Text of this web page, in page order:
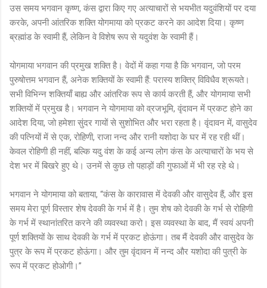
उस समय भगवान कृष्ण, कंस द्वारा किए गए अत्याचारों से भयभीत यदुवंशियों पर दया
करके, अपनी आंतरिक शक्ति योगमाया को प्रकट करने का आदेश दिया। कृष्ण
ब्रह्मांड के स्वामी हैं, लेकिन वे विशेष रूप से यदुवंश के स्वामी हैं।
योगमाया भगवान की प्रमुख शक्ति है। वेदों में कहा गया है कि भगवान, जो परम
पुरुषोत्तम भगवान हैं, अनेक शक्तियों के स्वामी हैं: परास्य शक्तिर् विविधैव श्रूयते।
सभी विभिन्न शक्तियाँ बाह्य और आंतरिक रूप से कार्य करती हैं, और योगमाया सभी
शक्तियों में प्रमुख है। भगवान ने योगमाया को व्रजभूमि, वृंदावन में प्रकट होने का
आदेश दिया, जो हमेशा सुंदर गायों से सुशोभित और भरा रहता है। वृंदावन में, वासुदेव
की पत्नियों में से एक, रोहिणी, राजा नन्द और रानी यशोदा के घर में रह रही थीं।
केवल रोहिणी ही नहीं, बल्कि यदु वंश के कई अन्य लोग कंस के अत्याचारों के भय से
देश भर में बिखरे हुए थे। उनमें से कुछ तो पहाड़ों की गुफाओं में भी रह रहे थे।
भगवान ने योगमाया को बताया, “कंस के कारावास में देवकी और वासुदेव हैं, और इस
समय मेरा पूर्ण विस्तार शेष देवकी के गर्भ में है। तुम शेष को देवकी के गर्भ से रोहिणी
के गर्भ में स्थानांतरित करने की व्यवस्था करो। इस व्यवस्था के बाद, मैं स्वयं अपनी
पूर्ण शक्तियों के साथ देवकी के गर्भ में प्रकट होऊंगा। तब मैं देवकी और वासुदेव के
पुत्र के रूप में प्रकट होऊंगा। और तुम वृंदावन में नन्द और यशोदा की पुत्री के
रूप में प्रकट होओगी।”